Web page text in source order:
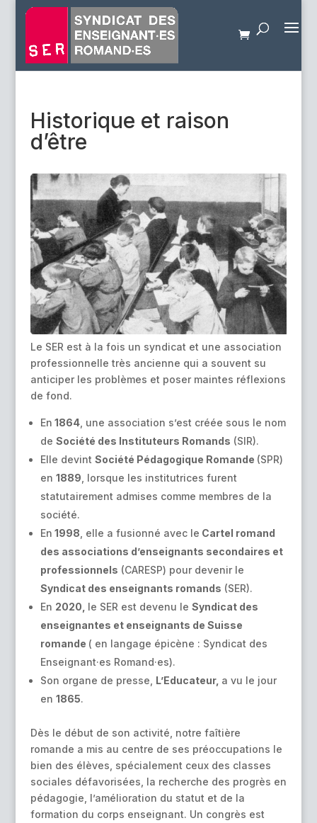
Historique et raison
d’être
Le SER est à la fois un syndicat et une association
professionnelle très ancienne qui a souvent su
anticiper les problèmes et poser maintes réflexions
de fond.
En 1864, une association s’est créée sous le nom
de Société des Instituteurs Romands (SIR).
Elle devint Société Pédagogique Romande (SPR)
en 1889 , lorsque les institutrices furent
statutairement admises comme membres de la
société.
En 1998 , elle a fusionné avec le Cartel romand
des associations d’enseignants secondaires et
professionnels (CARESP) pour devenir le
Syndicat des enseignants romands (SER).
En 2020, le SER est devenu le Syndicat des
enseignantes et enseignants de Suisse
romande ( en langage épicène : Syndicat des
Enseignant·es Romand·es).
Son organe de presse, L’Educateur, a vu le jour
en 1865.
Dès le début de son activité, notre faîtière
romande a mis au centre de ses préoccupations le
bien des élèves, spécialement ceux des classes
sociales défavorisées, la recherche des progrès en
pédagogie, l’amélioration du statut et de la
formation du corps enseignant. Un congrès est